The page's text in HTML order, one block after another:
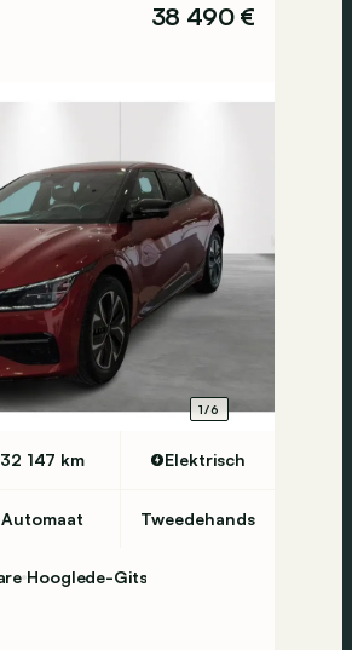
38 490 €
1/6
32 147 km Elektrisch
Automaat Tweedehands
Hooglede-Gits